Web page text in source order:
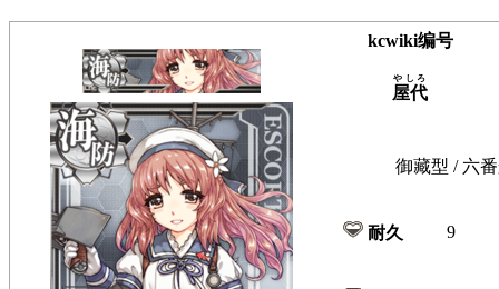
kcwiki编号
屋代
やしろ
御藏型 / 六
耐久 9